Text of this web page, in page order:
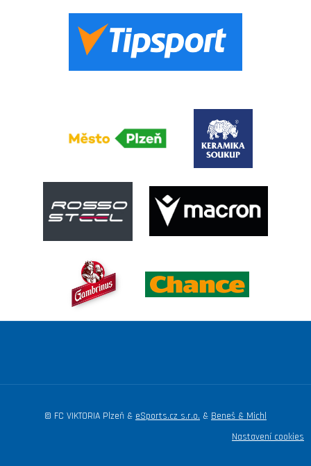
© FC VIKTORIA Plzeň & eSports.cz s.r.o. & Beneš & Michl
Nastavení cookies